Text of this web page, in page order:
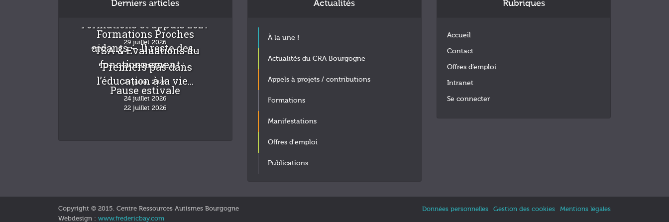
Derniers articles
Formations et appuis 2027
29 juillet 2026
Formations Proches
aidants – Il reste des...
24 juillet 2026
“TSA & Evaluations du
fonctionnement :...
24 juillet 2026
“Premiers pas dans
l’éducation à la vie...
24 juillet 2026
Pause estivale
22 juillet 2026
Actualités
À la une !
Actualités du CRA Bourgogne
Appels à projets / contributions
Formations
Manifestations
Offres d'emploi
Publications
Rubriques
Accueil
Contact
Offres d’emploi
Intranet
Se connecter
Copyright © 2015. Centre Ressources Autismes Bourgogne
Webdesign : www.fredericbay.com
Données personnelles Gestion des cookies Mentions légales